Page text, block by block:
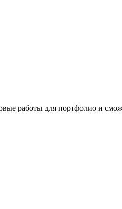
работы для портфолио и